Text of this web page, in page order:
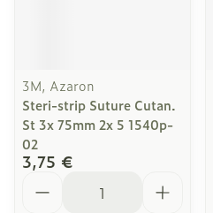
3M, Azaron
Steri-strip Suture Cutan.
St 3x 75mm 2x 5 1540p-
02
3,75 €